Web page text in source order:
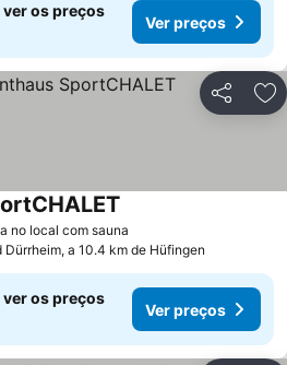
ver os preços
Ver preços
Partilhar
no local com sauna
Dürrheim, a 10.4 km de Hüfingen
ver os preços
Ver preços